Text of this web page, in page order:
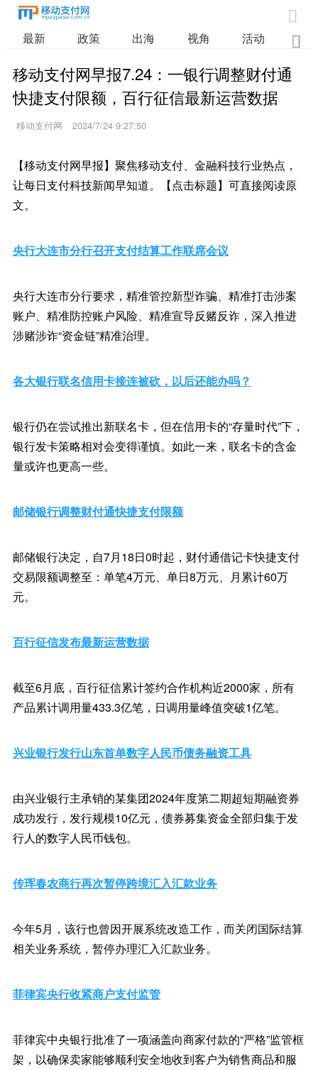

最新 政策 出海 视角 活动 业

移动支付网早报7.24：一银行调整财付通
快捷支付限额，百行征信最新运营数据
移动支付网 2024/7/24 9:27:50
【移动支付网早报】聚焦移动支付、金融科技行业热点，
让每日支付科技新闻早知道。【点击标题】可直接阅读原
文。
央行大连市分行召开支付结算工作联席会议
央行大连市分行要求，精准管控新型诈骗、精准打击涉案
账户、精准防控账户风险、精准宣导反赌反诈，深入推进
涉赌涉诈“资金链”精准治理。
各大银行联名信用卡接连被砍，以后还能办吗？
银行仍在尝试推出新联名卡，但在信用卡的“存量时代”下，
银行发卡策略相对会变得谨慎。如此一来，联名卡的含金
量或许也更高一些。
邮储银行调整财付通快捷支付限额
邮储银行决定，自7月18日0时起，财付通借记卡快捷支付
交易限额调整至：单笔4万元、单日8万元、月累计60万
元。
百行征信发布最新运营数据
截至6月底，百行征信累计签约合作机构近2000家，所有
产品累计调用量433.3亿笔，日调用量峰值突破1亿笔。
兴业银行发行山东首单数字人民币债务融资工具
由兴业银行主承销的某集团2024年度第二期超短期融资券
成功发行，发行规模10亿元，债券募集资金全部归集于发
行人的数字人民币钱包。
传珲春农商行再次暂停跨境汇入汇款业务
今年5月，该行也曾因开展系统改造工作，而关闭国际结算
相关业务系统，暂停办理汇入汇款业务。
菲律宾央行收紧商户支付监管
菲律宾中央银行批准了一项涵盖向商家付款的“严格”监管框
架，以确保卖家能够顺利安全地收到客户为销售商品和服